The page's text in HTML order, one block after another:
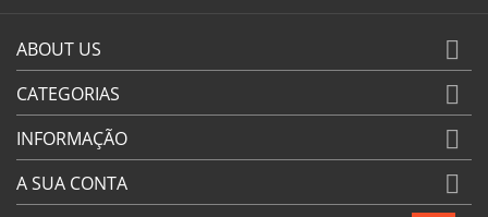
ABOUT US 
CATEGORIAS 
INFORMAÇÃO 
A SUA CONTA 